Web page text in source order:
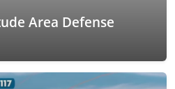
Area Defense